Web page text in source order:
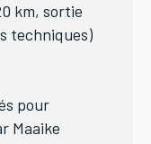
km, sortie
techniques)
pour
Maaike